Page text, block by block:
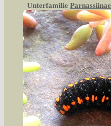
Unterfamilie Parnassiinae